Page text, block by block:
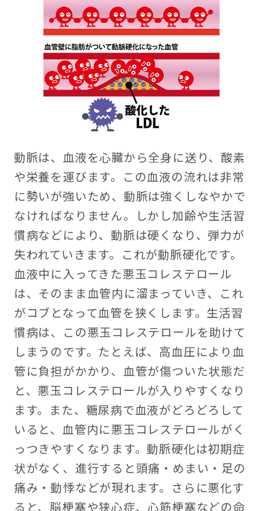
動脈は、血液を心臓から全身に送り、酸素
や栄養を運びます。この血液の流れは非常
に勢いが強いため、動脈は強くしなやかで
なければなりません。しかし加齢や生活習
慣病などにより、動脈は硬くなり、弾力が
失われていきます。これが動脈硬化です。
血液中に入ってきた悪玉コレステロール
は、そのまま血管内に溜まっていき、これ
がコブとなって血管を狭くします。生活習
慣病は、この悪玉コレステロールを助けて
しまうのです。たとえば、高血圧により血
管に負担がかかり、血管が傷ついた状態だ
と、悪玉コレステロールが入りやすくなり
ます。また、糖尿病で血液がどろどろして
いると、血管内に悪玉コレステロールがく
っつきやすくなります。動脈硬化は初期症
状がなく、進行すると頭痛・めまい・足の
痛み・動悸などが現れます。さらに悪化す
ると、脳梗塞や狭心症、心筋梗塞などの命